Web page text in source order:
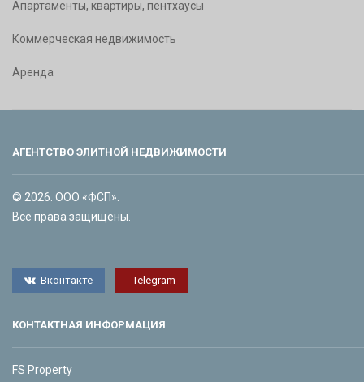
Апартаменты, квартиры, пентхаусы
Коммерческая недвижимость
Аренда
АГЕНТСТВО ЭЛИТНОЙ НЕДВИЖИМОСТИ
© 2026. ООО «ФСП».
Все права защищены.
Вконтакте Telegram
КОНТАКТНАЯ ИНФОРМАЦИЯ
FS Property